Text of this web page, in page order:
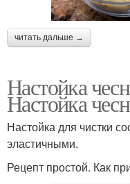
читать дальше →
Настойка
Настойка
Настойка для чистки
эластичными.
Рецепт простой. Как